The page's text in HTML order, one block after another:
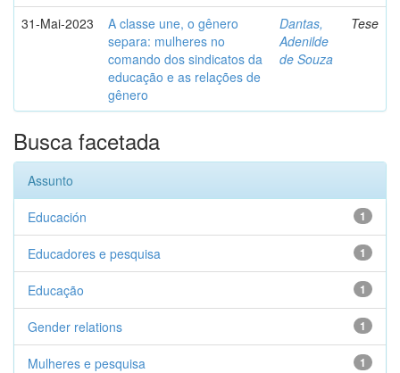
31-Mai-2023
A classe une, o gênero
separa: mulheres no
comando dos sindicatos da
educação e as relações de
gênero
Dantas,
Adenilde
de Souza
Tese
Busca facetada
Assunto
1
Educación
1
Educadores e pesquisa
1
Educação
1
Gender relations
1
Mulheres e pesquisa